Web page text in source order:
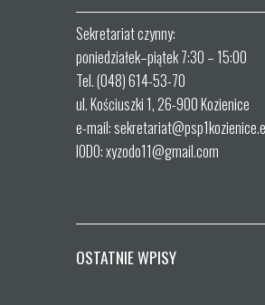
Sekretariat czynny:
poniedziałek–piątek 7:30 – 15:00
Tel. (048) 614-53-70
ul. Kościuszki 1, 26-900 Kozienice
e-mail:
IODO: xyzodo11@gmail.com
OSTATNIE WPISY